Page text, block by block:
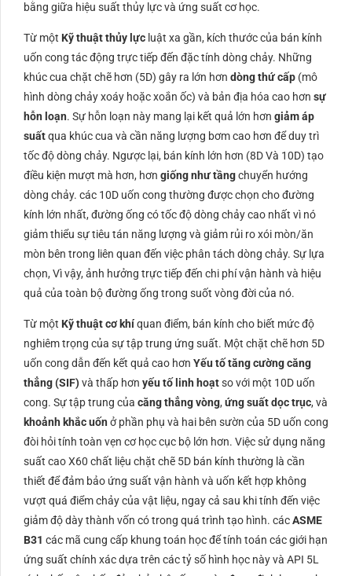
bằng giữa hiệu suất thủy lực và ứng suất cơ học.
Từ một Kỹ thuật thủy lực luật xa gần, kích thước của bán kính
uốn cong tác động trực tiếp đến đặc tính dòng chảy. Những
khúc cua chặt chẽ hơn (5D) gây ra lớn hơn dòng thứ cấp (mô
hình dòng chảy xoáy hoặc xoắn ốc) và bản địa hóa cao hơn sự
hỗn loạn. Sự hỗn loạn này mang lại kết quả lớn hơn giảm áp
suấtqua khúc cua và cần năng lượng bơm cao hơn để duy trì
tốc độ dòng chảy. Ngược lại, bán kính lớn hơn (8DVà 10D) tạo
điều kiện mượt mà hơn, hơn giống như tầngchuyển hướng
dòng chảy. các 10D uốn cong thường được chọn cho đường
kính lớn nhất, đường ống có tốc độ dòng chảy cao nhất vì nó
giảm thiểu sự tiêu tán năng lượng và giảm rủi ro xói mòn/ăn
mòn bên trong liên quan đến việc phân tách dòng chảy. Sự lựa
chọn, Vì vậy, ảnh hưởng trực tiếp đến chi phí vận hành và hiệu
quả của toàn bộ đường ống trong suốt vòng đời của nó.
Từ một Kỹ thuật cơ khíquan điểm, bán kính cho biết mức độ
nghiêm trọng của sự tập trung ứng suất. Một chặt chẽ hơn 5D
uốn cong dẫn đến kết quả cao hơn Yếu tố tăng cường căng
thẳng (SIF)và thấp hơn yếu tố linh hoạtso với một 10D uốn
cong. Sự tập trung của căng thẳng vòng, ứng suất dọc trục, và
khoảnh khắc uốn ở phần phụ và hai bên sườn của 5D uốn cong
đòi hỏi tính toàn vẹn cơ học cục bộ lớn hơn. Việc sử dụng năng
suất caoX60 chất liệu chặt chẽ 5D bán kính thường là cần
thiết để đảm bảo ứng suất vận hành và uốn kết hợp không
vượt quá điểm chảy của vật liệu, ngay cả sau khi tính đến việc
giảm độ dày thành vốn có trong quá trình tạo hình. cácASME
B31 các mã cung cấp khung toán học để tính toán các giới hạn
ứng suất chính xác dựa trên các tỷ số hình học này và API 5L